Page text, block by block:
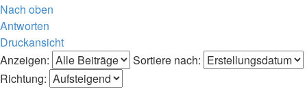
Nach oben
Antworten
Druckansicht
Anzeigen:
Sortiere nach:
Richtung: